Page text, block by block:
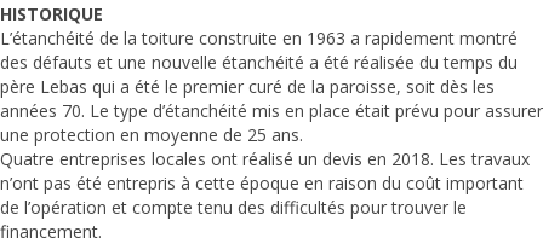
HISTORIQUE
L’étanchéité de la toiture construite en 1963 a rapidement montré
des défauts et une nouvelle étanchéité a été réalisée du temps du
père Lebas qui a été le premier curé de la paroisse, soit dès les
années 70. Le type d’étanchéité mis en place était prévu pour assurer
une protection en moyenne de 25 ans.
Quatre entreprises locales ont réalisé un devis en 2018. Les travaux
n’ont pas été entrepris à cette époque en raison du coût important
de l’opération et compte tenu des difficultés pour trouver le
financement.